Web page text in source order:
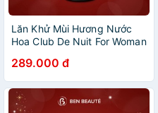
Lăn Khử Mùi Hương Nước
Hoa Club De Nuit For Woman
289.000 đ